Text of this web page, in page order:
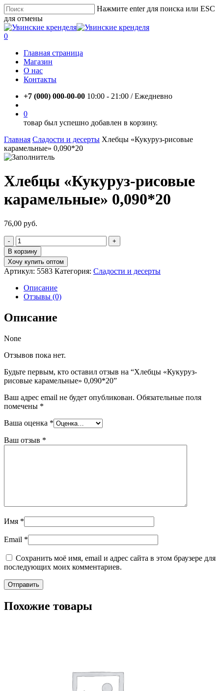
Skip
to
main
content
Нажмите enter для поиска или ESC
для отмены
Close
Search
account
0
Главная страница
Магазин
О нас
Контакты
+7 (000) 000-00-00 10:00 - 21:00 / Eжедневно
0
товар был успешно добавлен в корзину.
Главная Сладости и десерты Хлебцы «Кукуруз-рисовые
карамельные» 0,090*20
Хлебцы «Кукуруз-рисовые
карамельные» 0,090*20
76,00 руб.
Количество
товара
Хлебцы
"Кукуруз-
рисовые
карамельные"
0,090*20
В корзину
Хочу купить оптом
Артикул: 5583 Категория: Сладости и десерты
Описание
Отзывы (0)
Описание
None
Отзывов пока нет.
Будьте первым, кто оставил отзыв на “Хлебцы «Кукуруз-
рисовые карамельные» 0,090*20”
Ваш адрес email не будет опубликован. Обязательные поля
помечены *
Ваша оценка *
Ваш отзыв *
Имя *
Email *
Сохранить моё имя, email и адрес сайта в этом браузере для
последующих моих комментариев.
Похожие товары